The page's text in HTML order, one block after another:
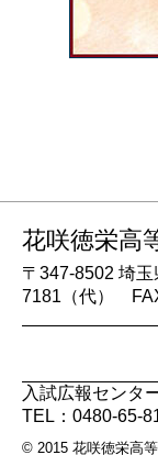
花咲徳栄高
〒347-8502 埼
7181（代）
入試広報センタ
TEL：0480-65-
© 2015 花咲徳栄高